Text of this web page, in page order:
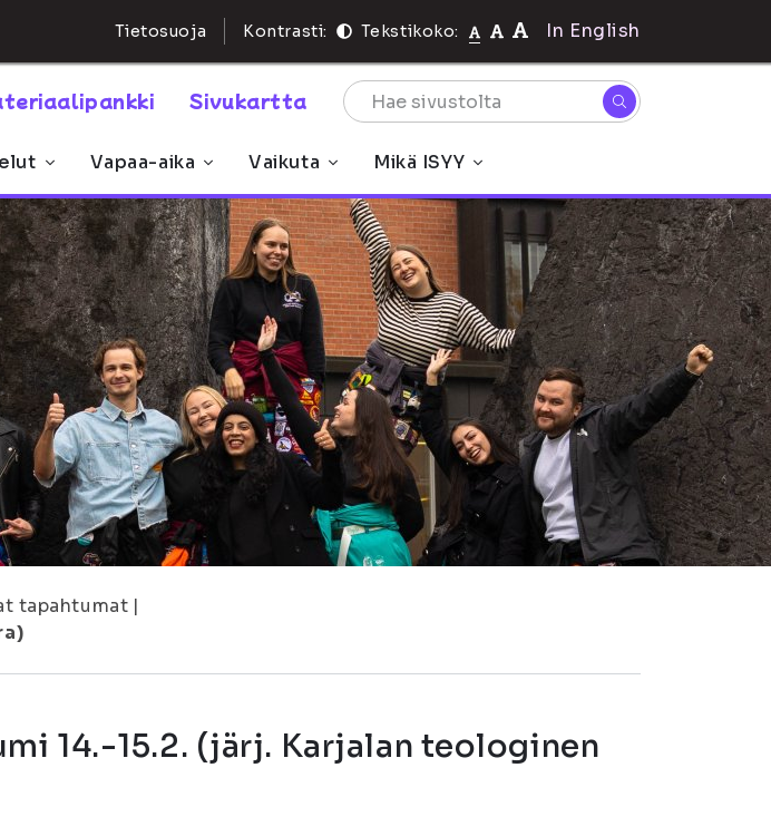
Tietosuoja Kontrasti: Tekstikoko: In English
Sivukartta
Vapaa-aika Vaikuta Mikä ISYY
tapahtumat |
14.-15.2. (järj. Karjalan teologinen